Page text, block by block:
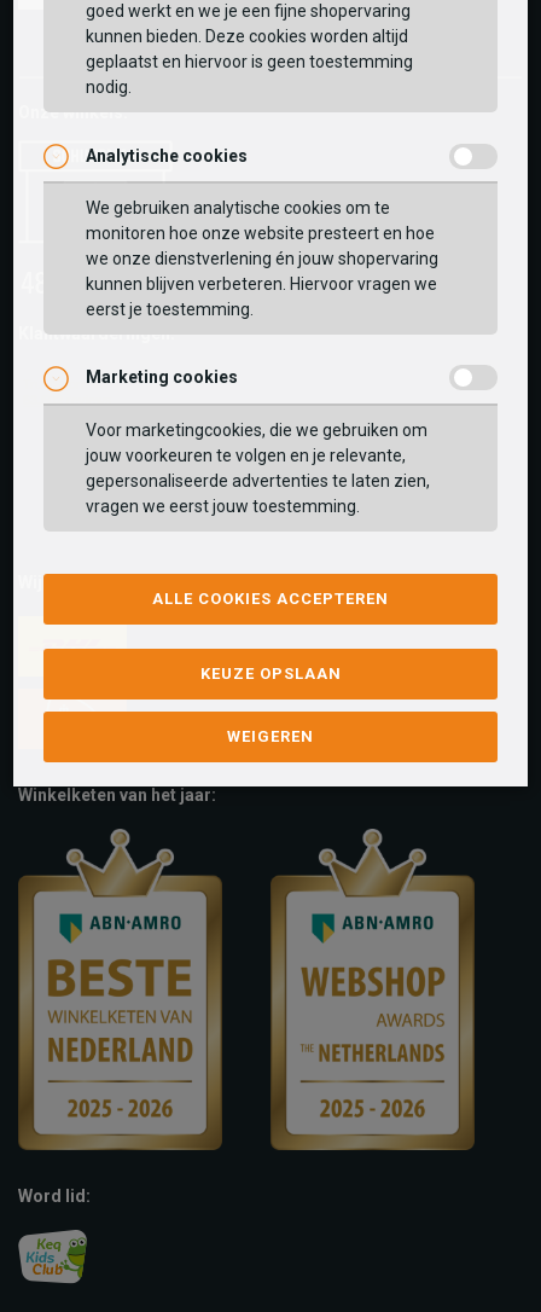
fashion-
cheque
vvv-
giftcard
Onze winkels:
Klantwaarderingen:
Wij versturen met:
Winkelketen van het jaar:
Word lid:
goed werkt en we je een fijne shopervaring
kunnen bieden. Deze cookies worden altijd
geplaatst en hiervoor is geen toestemming
nodig.
Analytische cookies
We gebruiken analytische cookies om te
monitoren hoe onze website presteert en hoe
we onze dienstverlening én jouw shopervaring
kunnen blijven verbeteren. Hiervoor vragen we
eerst je toestemming.
Marketing cookies
Voor marketingcookies, die we gebruiken om
jouw voorkeuren te volgen en je relevante,
gepersonaliseerde advertenties te laten zien,
vragen we eerst jouw toestemming.
ALLE COOKIES ACCEPTEREN
KEUZE OPSLAAN
WEIGEREN